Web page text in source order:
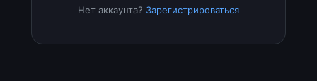
Нет аккаунта? Зарегистрироваться